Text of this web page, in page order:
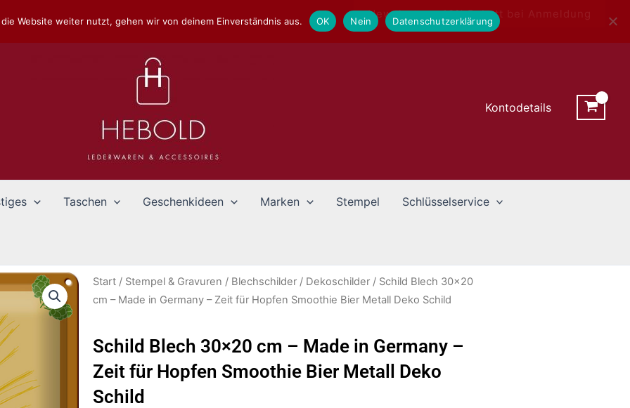
Newsletter - 10% Rabatt bei Anmeldung
Kontodetails
Taschen Geschenkideen Marken Stempel Schlüsselservice
Start / Stempel & Gravuren / Blechschilder / Dekoschilder / Schild Blech 30×20
cm – Made in Germany – Zeit für Hopfen Smoothie Bier Metall Deko Schild
Schild Blech 30×20 cm – Made in Germany –
Zeit für Hopfen Smoothie Bier Metall Deko
Schild
die Website weiter nutzt, gehen wir von deinem Einverständnis aus. OK Nein Datenschutzerklärung